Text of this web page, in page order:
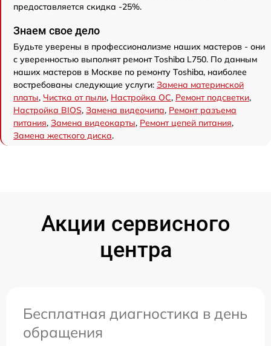
предоставляется скидка -25%.
Знаем свое дело
Будьте уверены в профессионализме наших мастеров - они
с уверенностью выполнят ремонт Toshiba L750. По данным
наших мастеров в Москве по ремонту Toshiba, наиболее
востребованы следующие услуги: Замена материнской
платы, Чистка от пыли, Настройка ОС, Ремонт подсветки,
Настройка BIOS, Замена видеочипа, Ремонт разъема
питания, Замена видеокарты, Ремонт цепей питания,
Замена жесткого диска.
Акции сервисного
центра
Бесплатная диагностика в день
обращения